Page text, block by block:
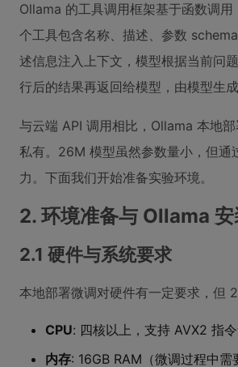
Ollama 的工具调用框架基于函数调
个工具包含名称、描述、参数
述信息注入上下文，模型根据当前问
行后的结果再返回给模型，由模型生
与云端 API 调用相比，Ollama 本地
私有。26M 模型虽然参数量小，但通
力。下面我们开始准备实验环境。
2. 环境准备与 Ollama
2.1 硬件与系统要求
本地部署微调对硬件有一定要求，但
CPU: 四核以上，支持 AVX2 指
内存: 16GB RAM（微调过程中需